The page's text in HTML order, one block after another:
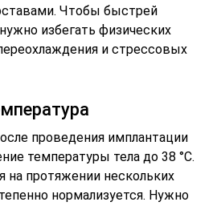
Чтобы быстрей
избегать физических
и стрессовых
проведения имплантации
температуры тела до 38 °C.
протяжении нескольких
нормализуется. Нужно